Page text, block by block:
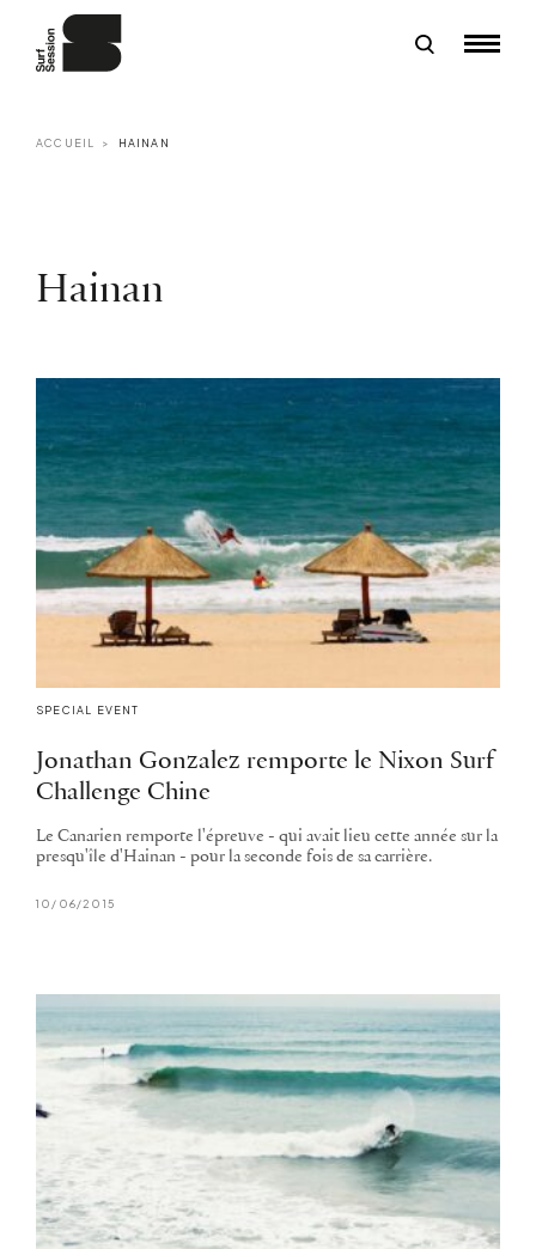
ACCUEIL HAINAN
Hainan
SPECIAL EVENT
Jonathan Gonzalez remporte le Nixon Surf
Challenge Chine
Le Canarien remporte l'épreuve - qui avait lieu cette année sur la
presqu'île d'Hainan - pour la seconde fois de sa carrière.
10/06/2015